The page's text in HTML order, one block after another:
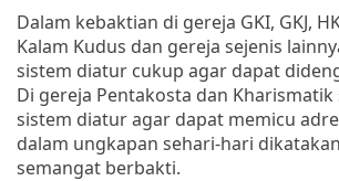
Dalam kebaktian di gereja GKI, GKJ,
Kalam Kudus dan gereja sejenis
sistem diatur cukup agar dapat
Di gereja Pentakosta dan
sistem diatur agar dapat memicu
dalam ungkapan sehari-hari
semangat berbakti.